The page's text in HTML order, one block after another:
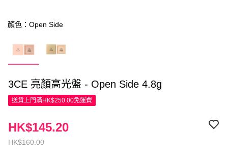
顏色：Open Side
3CE 亮顏高光盤 - Open Side 4.8g
送貨上門滿HK$250.00免運費
HK$160.00
HK$145.20